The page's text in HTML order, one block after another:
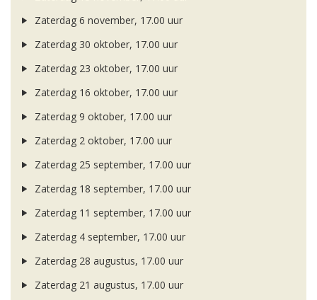
Zaterdag 6 november, 17.00 uur
Zaterdag 30 oktober, 17.00 uur
Zaterdag 23 oktober, 17.00 uur
Zaterdag 16 oktober, 17.00 uur
Zaterdag 9 oktober, 17.00 uur
Zaterdag 2 oktober, 17.00 uur
Zaterdag 25 september, 17.00 uur
Zaterdag 18 september, 17.00 uur
Zaterdag 11 september, 17.00 uur
Zaterdag 4 september, 17.00 uur
Zaterdag 28 augustus, 17.00 uur
Zaterdag 21 augustus, 17.00 uur